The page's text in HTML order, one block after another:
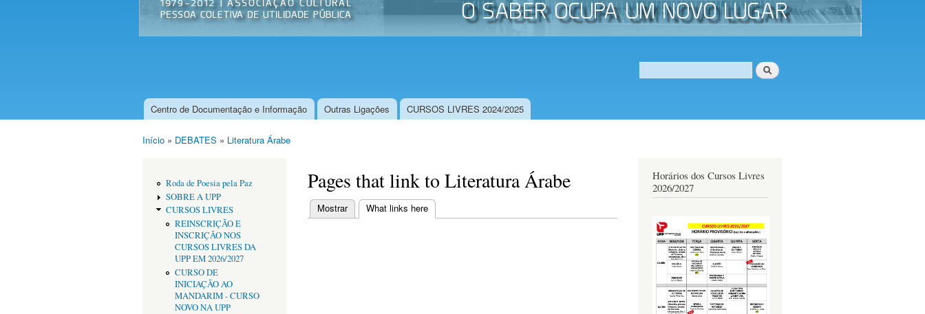
Formulário de procura
Procurar
Menu principal
Centro de Documentação e Informação Outras Ligações CURSOS LIVRES 2024/2025
Início » DEBATES » Literatura Árabe
Roda de Poesia pela Paz
SOBRE A UPP
CURSOS LIVRES
REINSCRIÇÃO E
INSCRIÇÃO NOS
CURSOS LIVRES DA
UPP EM 2026/2027
CURSO DE
INICIAÇÃO AO
MANDARIM - CURSO
NOVO NA UPP
Pages that link to Literatura Árabe
Separadores primários
Mostrar What links here
Horários dos Cursos Livres
2026/2027